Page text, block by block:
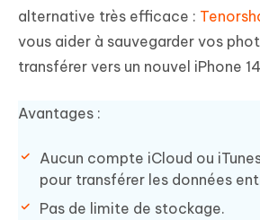
alternative très efficace :
vous aider à sauvegarder vos
transférer vers un nouvel iPhone
Avantages :
Aucun compte iCloud ou
pour transférer les données
Pas de limite de stockage.